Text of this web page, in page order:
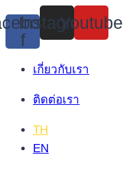
Skip
to
content
f
Instagram
Youtube
เกี่ยวกับเรา
ติดต่อเรา
TH
EN